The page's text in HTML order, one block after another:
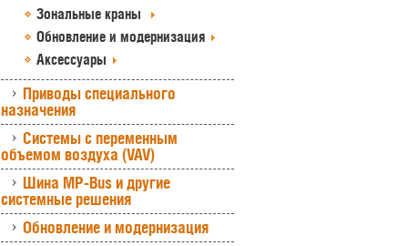
Зональные краны
Обновление и модернизация
Аксессуары
Приводы специального
назначения
Системы с переменным
объемом воздуха (VAV)
Шина MP-Bus и другие
системные решения
Обновление и модернизация